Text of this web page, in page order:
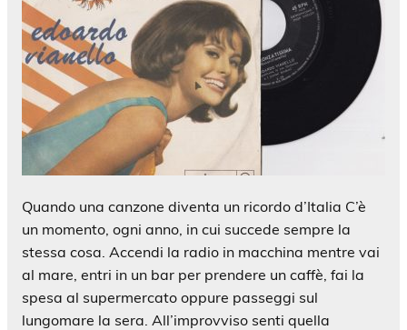
Quando una canzone diventa un ricordo d’Italia C’è
un momento, ogni anno, in cui succede sempre la
stessa cosa. Accendi la radio in macchina mentre vai
al mare, entri in un bar per prendere un caffè, fai la
spesa al supermercato oppure passeggi sul
lungomare la sera. All’improvviso senti quella